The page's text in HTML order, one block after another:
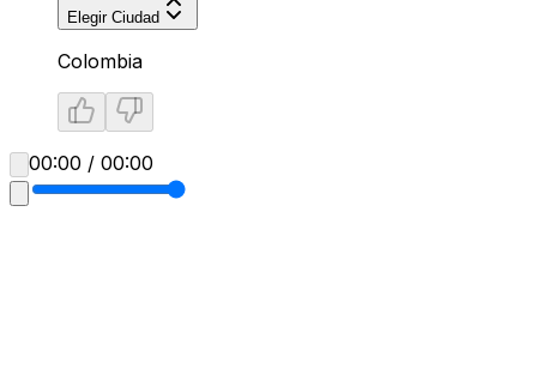
Elegir Ciudad
Colombia
00:00 / 00:00